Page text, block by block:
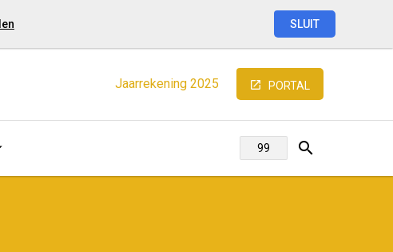
SLUIT
Jaarrekening 2025 PORTAL